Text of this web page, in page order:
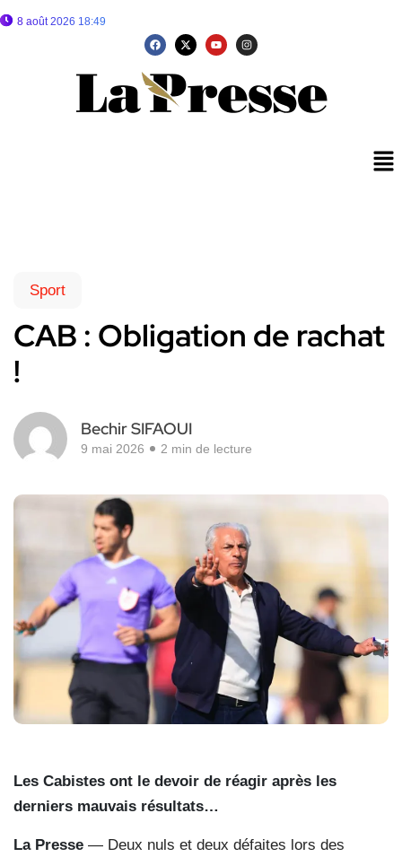
8 août 2026 18:49
Sport
CAB : Obligation de rachat
!
Bechir SIFAOUI
9 mai 2026 2 min de lecture
Les Cabistes ont le devoir de réagir après les
derniers mauvais résultats…
La Presse — Deux nuls et deux défaites lors des